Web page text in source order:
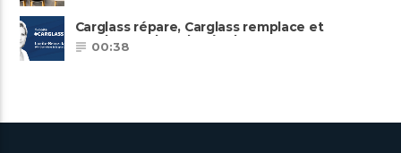
Carglass répare, Carglass remplace et
Carglass embauche également.
00:38